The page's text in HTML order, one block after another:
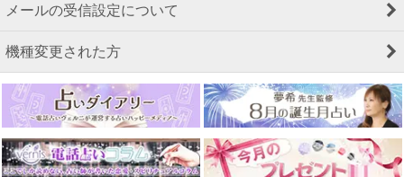
メールの受信設定について
機種変更された方